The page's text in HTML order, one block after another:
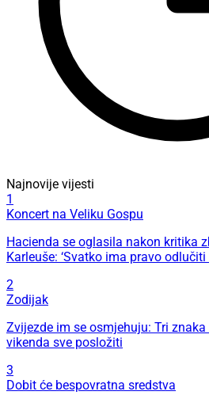
Najnovije vijesti
1
Koncert na Veliku Gospu
Hacienda se oglasila nakon kritika
Karleuše: ‘Svatko ima pravo odlučiti
2
Zodijak
Zvijezde im se osmjehuju: Tri
vikenda sve posložiti
3
Dobit će bespovratna sredstva